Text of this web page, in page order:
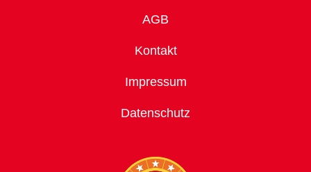
AGB
Kontakt
Impressum
Datenschutz